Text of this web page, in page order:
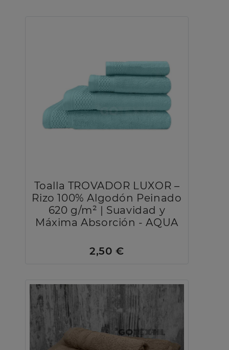
Toalla TROVADOR LUXOR –
Rizo 100% Algodón Peinado
620 g/m² | Suavidad y
Máxima Absorción - AQUA
2,50 €